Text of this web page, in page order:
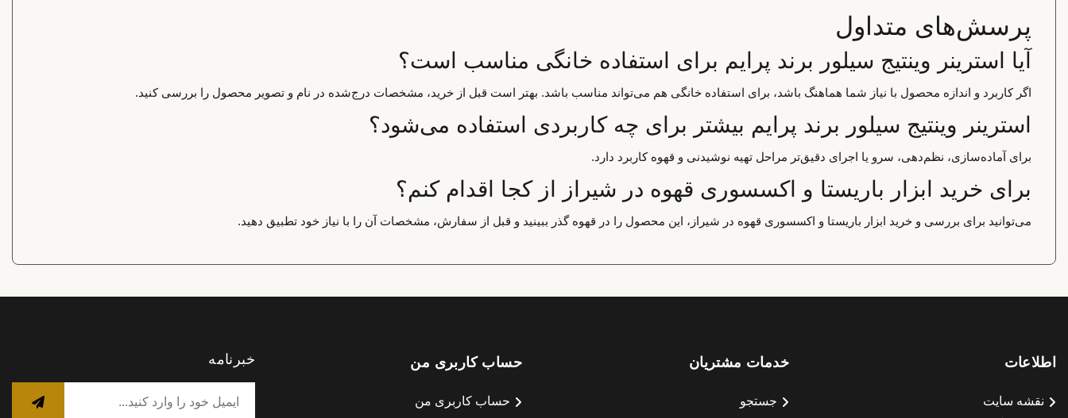
پرسش‌های متداول
آیا استرینر وینتیج سیلور برند پرایم برای استفاده خانگی مناسب است؟
اگر کاربرد و اندازه محصول با نیاز شما هماهنگ باشد، برای استفاده خانگی هم می‌تواند مناسب باشد. بهتر است قبل از خرید، مشخصات درج‌شده در نام و تصویر محصول را بررسی کنید.
استرینر وینتیج سیلور برند پرایم بیشتر برای چه کاربردی استفاده می‌شود؟
برای آماده‌سازی، نظم‌دهی، سرو یا اجرای دقیق‌تر مراحل تهیه نوشیدنی و قهوه کاربرد دارد.
برای خرید ابزار باریستا و اکسسوری قهوه در شیراز از کجا اقدام کنم؟
می‌توانید برای بررسی و خرید ابزار باریستا و اکسسوری قهوه در شیراز، این محصول را در قهوه گذر ببینید و قبل از سفارش، مشخصات آن را با نیاز خود تطبیق دهید.
اطلاعات
نقشه سایت
خدمات مشتریان
جستجو
حساب کاربری من
حساب کاربری من
خبرنامه